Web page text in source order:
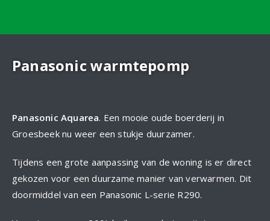
Panasonic warmtepomp
Panasonic Aquarea. Een mooie oude boerderij in
Groesbeek nu weer een stukje duurzamer.
Tijdens een grote aanpassing van de woning is er direct
gekozen voor een duurzame manier van verwarmen. Dit
doormiddel van een Panasonic L-serie R290.